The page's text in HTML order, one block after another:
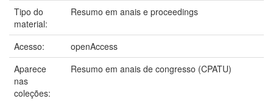
Tipo do
material:
Resumo em anais e proceedings
Acesso:
openAccess
Aparece
nas
coleções:
Resumo em anais de congresso (CPATU)